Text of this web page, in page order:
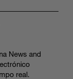
News and
real.